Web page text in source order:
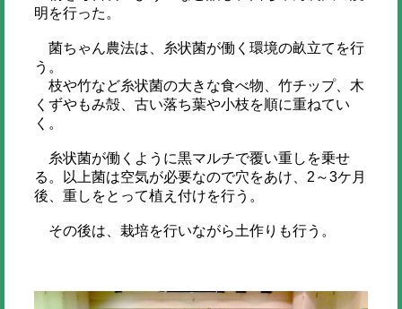
明を行った。
菌ちゃん農法は、糸状菌が働く環境の畝立てを行
う。
枝や竹など糸状菌の大きな食べ物、竹チップ、木
くずやもみ殻、古い落ち葉や小枝を順に重ねてい
く。
糸状菌が働くように黒マルチで覆い重しを乗せ
る。以上菌は空気が必要なので穴をあけ、2～3ケ月
後、重しをとって植え付けを行う。
その後は、栽培を行いながら土作りも行う。